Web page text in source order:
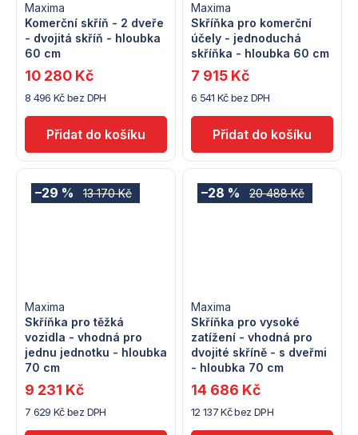
Komerční skříň - 2 dveře
- dvojitá skříň - hloubka
60 cm
Maxima
8 496 Kč bez DPH
10 280 Kč
Skříňka pro komerční
účely - jednoduchá
skříňka - hloubka 60 cm
Maxima
6 541 Kč bez DPH
7 915 Kč
13 170 Kč
–29 %
Skříňka pro těžká
vozidla - vhodná pro
jednu jednotku - hloubka
70 cm
Maxima
7 629 Kč bez DPH
9 231 Kč
20 488 Kč
–28 %
Skříňka pro vysoké
zatížení - vhodná pro
dvojité skříně - s dveřmi
- hloubka 70 cm
Maxima
12 137 Kč bez DPH
14 686 Kč